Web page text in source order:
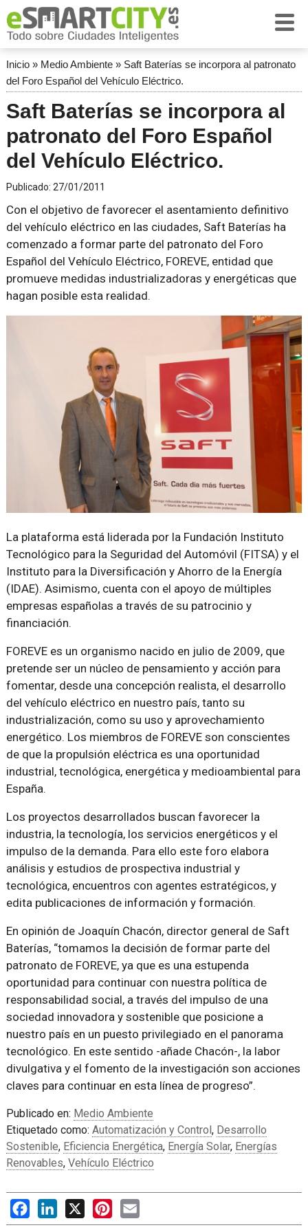
Inicio» Medio Ambiente» Saft Baterías se incorpora al patronato
del Foro Español del Vehículo Eléctrico.
Saft Baterías se incorpora al
patronato del Foro Español
del Vehículo Eléctrico.
Publicado: 27/01/2011
Con el objetivo de favorecer el asentamiento definitivo
del vehículo eléctrico en las ciudades, Saft Baterías ha
comenzado a formar parte del patronato del Foro
Español del Vehículo Eléctrico, FOREVE, entidad que
promueve medidas industrializadoras y energéticas que
hagan posible esta realidad.
La plataforma está liderada por la Fundación Instituto
Tecnológico para la Seguridad del Automóvil (FITSA) y el
Instituto para la Diversificación y Ahorro de la Energía
(IDAE). Asimismo, cuenta con el apoyo de múltiples
empresas españolas a través de su patrocinio y
financiación.
FOREVE es un organismo nacido en julio de 2009, que
pretende ser un núcleo de pensamiento y acción para
fomentar, desde una concepción realista, el desarrollo
del vehículo eléctrico en nuestro país, tanto su
industrialización, como su uso y aprovechamiento
energético. Los miembros de FOREVE son conscientes
de que la propulsión eléctrica es una oportunidad
industrial, tecnológica, energética y medioambiental para
España.
Los proyectos desarrollados buscan favorecer la
industria, la tecnología, los servicios energéticos y el
impulso de la demanda. Para ello este foro elabora
análisis y estudios de prospectiva industrial y
tecnológica, encuentros con agentes estratégicos, y
edita publicaciones de información y formación.
En opinión de Joaquín Chacón, director general de Saft
Baterías, “tomamos la decisión de formar parte del
patronato de FOREVE, ya que es una estupenda
oportunidad para continuar con nuestra política de
responsabilidad social, a través del impulso de una
sociedad innovadora y sostenible que posicione a
nuestro país en un puesto privilegiado en el panorama
tecnológico. En este sentido -añade Chacón-, la labor
divulgativa y el fomento de la investigación son acciones
claves para continuar en esta línea de progreso”.
Publicado en: Medio Ambiente
Etiquetado como: Automatización y Control, Desarrollo
Sostenible, Eficiencia Energética, Energía Solar, Energías
Renovables, Vehículo Eléctrico
FacebookLinkedIn
X PinterestEmail